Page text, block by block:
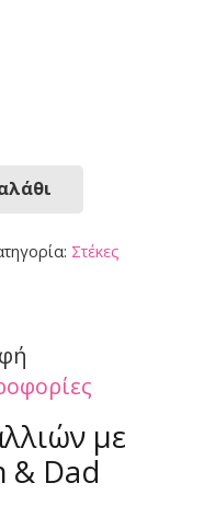
Στέκες
με
& Dad